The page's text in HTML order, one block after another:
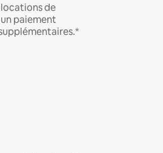
locations de
paiement